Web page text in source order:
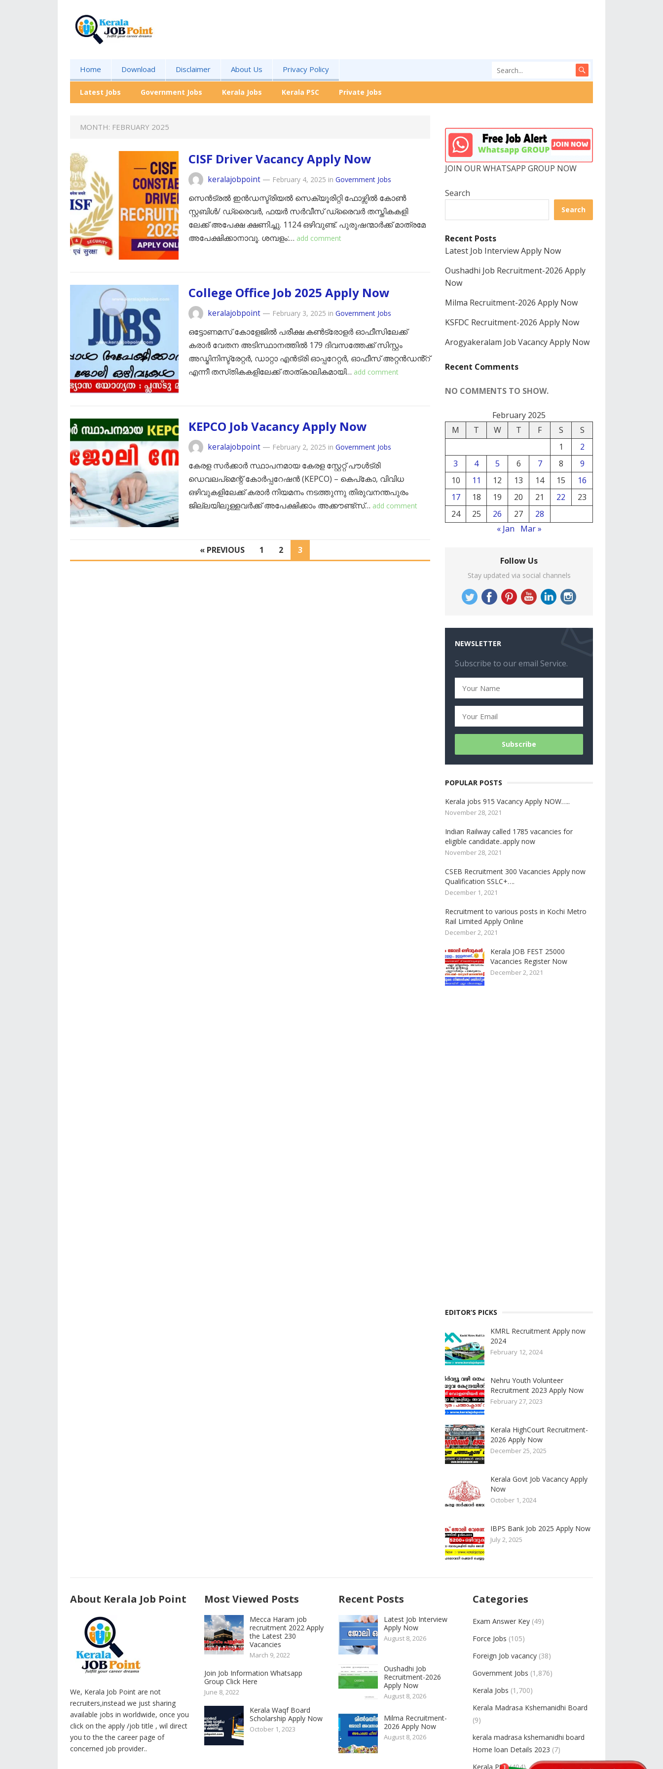
Home Download Disclaimer About Us Privacy Policy
Latest Jobs Government Jobs Kerala Jobs Kerala PSC Private Jobs
MONTH: FEBRUARY 2025
CISF Driver Vacancy Apply Now
keralajobpoint — February 4, 2025 in Government Jobs
സെൻട്രൽ ഇൻഡസ്ട്രിയൽ സെക്യൂരിറ്റി ഫോഴ്സിൽ കോൺ
സ്റ്റബിൾ/ ഡ്രൈവർ, ഫയർ സർവീസ് ഡ്രൈവർ തസ്തികകളി
ലേക്ക് അപേക്ഷ ക്ഷണിച്ചു. 1124 ഒഴിവുണ്ട്. പുരുഷന്മാർക്ക് മാത്രമേ
അപേക്ഷിക്കാനാവൂ. ശമ്പളം:… add comment
College Office Job 2025 Apply Now
keralajobpoint — February 3, 2025 in Government Jobs
ഒട്ടോണമസ് കോളേജിൽ പരീക്ഷ കൺട്രോളർ ഓഫീസിലേക്ക്
കരാർ വേതന അടിസ്ഥാനത്തിൽ 179 ദിവസത്തേക്ക് സിസ്റ്റം
അഡ്മിനിസ്ട്രേറ്റർ, ഡാറ്റാ എൻട്രി ഓപ്പറേറ്റർ, ഓഫീസ് അറ്റൻഡൻ്റ്
എന്നീ തസ്‌തികകളിലേക്ക് താത്കാലികമായി… add comment
KEPCO Job Vacancy Apply Now
keralajobpoint — February 2, 2025 in Government Jobs
കേരള സർക്കാർ സ്ഥാപനമായ കേരള സ്റ്റേറ്റ് പൗൾട്രി
ഡെവലപ്‌മെന്റ് കോർപ്പറേഷൻ (KEPCO) – കെപ്കോ, വിവിധ
ഒഴിവുകളിലേക്ക് കരാർ നിയമനം നടത്തുന്നു തിരുവനന്തപുരം
ജില്ലയിലുള്ളവർക്ക് അപേക്ഷിക്കാം അക്കൗണ്ട്സ്… add comment
PAGINATION
« PREVIOUS 1 2 3
JOIN OUR WHATSAPP GROUP NOW
Search
Search
Recent Posts
Latest Job Interview Apply Now
Oushadhi Job Recruitment-2026 Apply
Now
Milma Recruitment-2026 Apply Now
KSFDC Recruitment-2026 Apply Now
Arogyakeralam Job Vacancy Apply Now
Recent Comments
NO COMMENTS TO SHOW.
February 2025
M
T W T F S
S
1
2
3
4 5 6 7 8
9
10
11 12 13 14 15
16
17
18 19 20 21 22
23
24
25 26 27
28
« Jan
Mar »
Follow Us
Stay updated via social channels
NEWSLETTER
Subscribe to our email Service.
POPULAR POSTS
Kerala jobs 915 Vacancy Apply NOW…..
November 28, 2021
Indian Railway called 1785 vacancies for
eligible candidate..apply now
November 28, 2021
CSEB Recruitment 300 Vacancies Apply now
Qualification SSLC+….
December 1, 2021
Recruitment to various posts in Kochi Metro
Rail Limited Apply Online
December 2, 2021
Kerala JOB FEST 25000
Vacancies Register Now
December 2, 2021
EDITOR’S PICKS
KMRL Recruitment Apply now
2024
February 12, 2024
Nehru Youth Volunteer
Recruitment 2023 Apply Now
February 27, 2023
Kerala HighCourt Recruitment-
2026 Apply Now
December 25, 2025
Kerala Govt Job Vacancy Apply
Now
October 1, 2024
IBPS Bank Job 2025 Apply Now
July 2, 2025
About Kerala Job Point
We, Kerala Job Point are not
recruiters,instead we just sharing
available jobs in worldwide, once you
click on the apply /job title , wil direct
you to the the career page of
concerned job provider..
Most Viewed Posts
Mecca Haram job
recruitment 2022 Apply
the Latest 230
Vacancies
March 9, 2022
Join Job Information Whatsapp
Group Click Here
June 8, 2022
Kerala Waqf Board
Scholarship Apply Now
October 1, 2023
Recent Posts
Latest Job Interview
Apply Now
August 8, 2026
Oushadhi Job
Recruitment-2026
Apply Now
August 8, 2026
Milma Recruitment-
2026 Apply Now
August 8, 2026
Categories
Exam Answer Key (49)
Force Jobs (105)
Foreign Job vacancy (38)
Government Jobs (1,876)
Kerala Jobs (1,700)
Kerala Madrasa Kshemanidhi Board
(9)
kerala madrasa kshemanidhi board
Home loan Details 2023 (7)
Kerala PSC(404)